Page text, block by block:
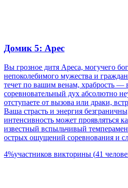
Домик 5: Арес
Вы грозное дитя Ареса, могучего
непоколебимого мужества и
течет по вашим венам, храбрость —
соревновательный дух абсолютно
отступаете от вызова или драки,
Ваша страсть и энергия
интенсивность может проявляться
известный вспыльчивый
острых ощущений соревнования и
4%участников викторины (41